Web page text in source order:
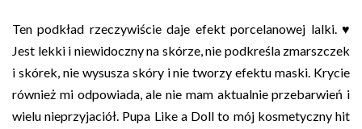
Ten podkład rzeczywiście daje efekt porcelanowej lalki. ♥
Jest lekki i niewidoczny na skórze, nie podkreśla zmarszczek
i skórek, nie wysusza skóry i nie tworzy efektu maski. Krycie
również mi odpowiada, ale nie mam aktualnie przebarwień i
wielu nieprzyjaciół. Pupa Like a Doll to mój kosmetyczny hit